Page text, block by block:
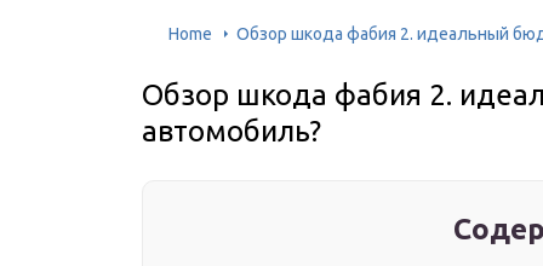
Home Обзор шкода фабия 2. идеальный
Обзор шкода фабия 2.
автомобиль?